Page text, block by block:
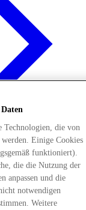
Technologien, die von
Einige Cookies
funktioniert).
die die Nutzung der
anpassen und die
notwendigen
Weitere